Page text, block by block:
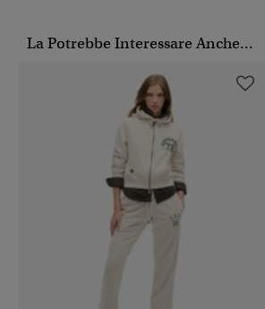
La Potrebbe Interessare Anche...